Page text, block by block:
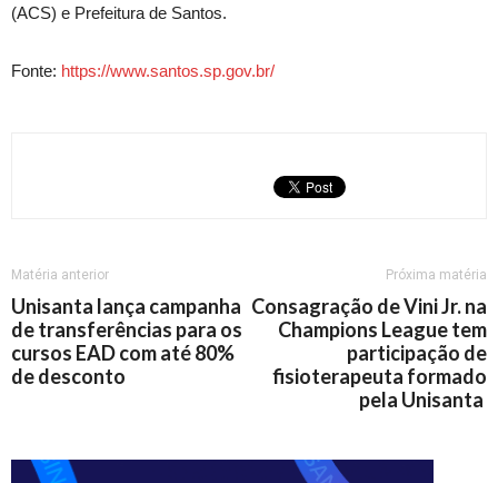
(ACS) e Prefeitura de Santos.
Fonte: https://www.santos.sp.gov.br/
Matéria anterior
Unisanta lança campanha
de transferências para os
cursos EAD com até 80%
de desconto
Próxima matéria
Consagração de Vini Jr. na
Champions League tem
participação de
fisioterapeuta formado
pela Unisanta